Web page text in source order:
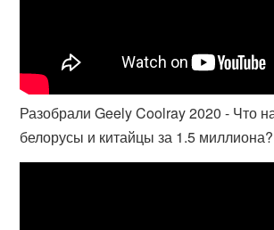
Разобрали Geely Coolray 2020 - Что
белорусы и китайцы за 1.5 миллиона?